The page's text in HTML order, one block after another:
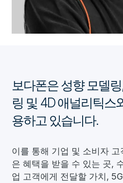
보다폰은 성향 모델
링 및 4D 애널리틱스
용하고 있습니다.
이를 통해 기업 및 소비자
은 혜택을 받을 수 있는 곳,
업 고객에게 전달할 가치,